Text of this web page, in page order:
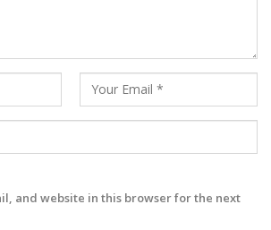
and website in this browser for the next